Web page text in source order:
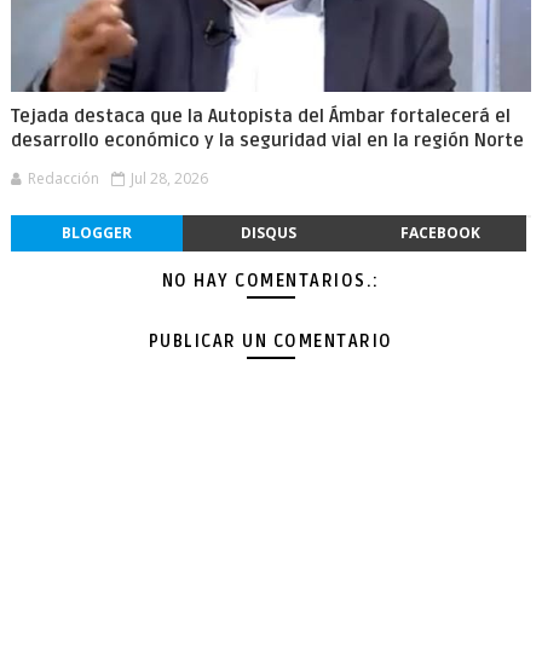
Tejada destaca que la Autopista del Ámbar fortalecerá el
desarrollo económico y la seguridad vial en la región Norte
Redacción Jul 28, 2026
BLOGGER DISQUS FACEBOOK
NO HAY COMENTARIOS.:
PUBLICAR UN COMENTARIO